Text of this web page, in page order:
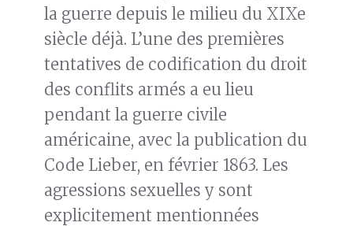
la guerre depuis le milieu du XIXe
siècle déjà. L’une des premières
tentatives de codification du droit
des conflits armés a eu lieu
pendant la guerre civile
américaine, avec la publication du
Code Lieber, en février 1863. Les
agressions sexuelles y sont
explicitement mentionnées